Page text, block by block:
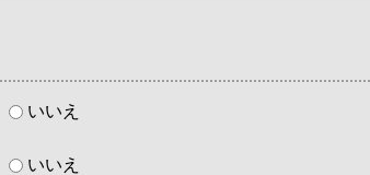
いいえ
いいえ